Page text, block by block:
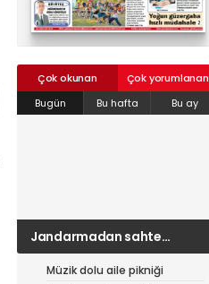
Çok okunan
Çok yorumlanan
Bugün
Bu hafta Bu ay
Jandarmadan sahte
çantacılara darbe
Müzik dolu aile pikniği